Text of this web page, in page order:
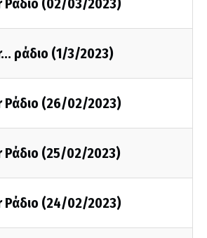
Ράδιο (02/03/2023)
ράδιο (1/3/2023)
Ράδιο (26/02/2023)
(25/02/2023)
Ράδιο (24/02/2023)